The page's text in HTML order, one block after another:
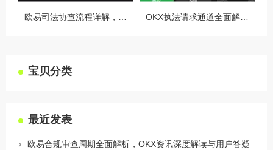
宝贝分类
最近发表
欧易合规审查周期全面解析，OKX资讯深度解读与用户答疑